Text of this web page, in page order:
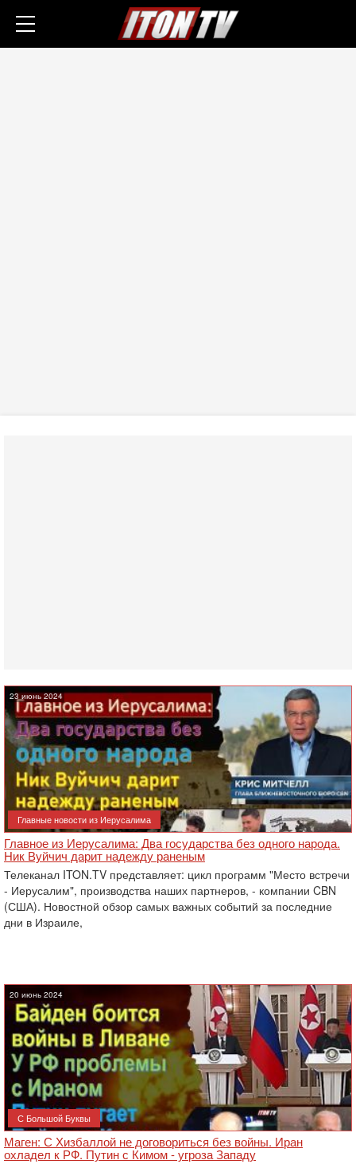
23 июнь 2024
Главные новости из Иерусалима
Главное из Иерусалима: Два государства без одного народа.
Ник Вуйчич дарит надежду раненым
Телеканал ITON.TV представляет: цикл программ "Место встречи
- Иерусалим", производства наших партнеров, - компании CBN
(США). Новостной обзор самых важных событий за последние
дни в Израиле,
20 июнь 2024
С Большой Буквы
Маген: С Хизбаллой не договориться без войны. Иран
охладел к РФ. Путин с Кимом - угроза Западу